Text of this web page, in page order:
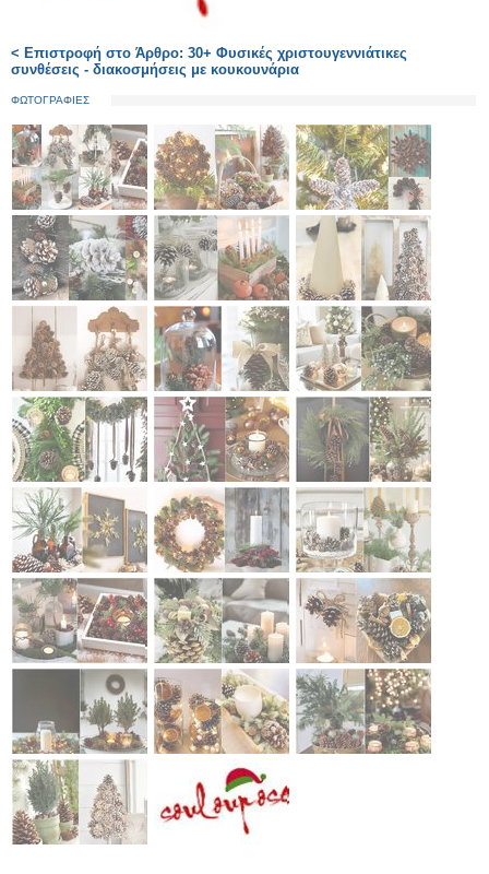
< Επιστροφή στο Άρθρο: 30+ Φυσικές χριστουγεννιάτικες
συνθέσεις - διακοσμήσεις με κουκουνάρια
ΦΩΤΟΓΡΑΦΙΕΣ